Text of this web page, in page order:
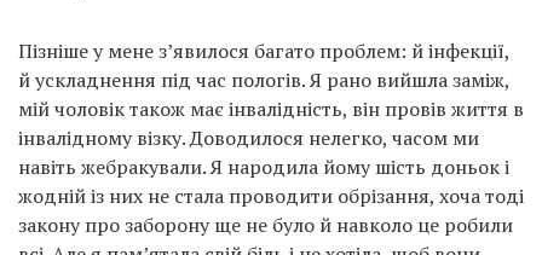
Пізніше у мене з’явилося багато проблем: й інфекції,
й ускладнення під час пологів. Я рано вийшла заміж,
мій чоловік також має інвалідність, він провів життя в
інвалідному візку. Доводилося нелегко, часом ми
навіть жебракували. Я народила йому шість доньок і
жодній із них не стала проводити обрізання, хоча тоді
закону про заборону ще не було й навколо це робили